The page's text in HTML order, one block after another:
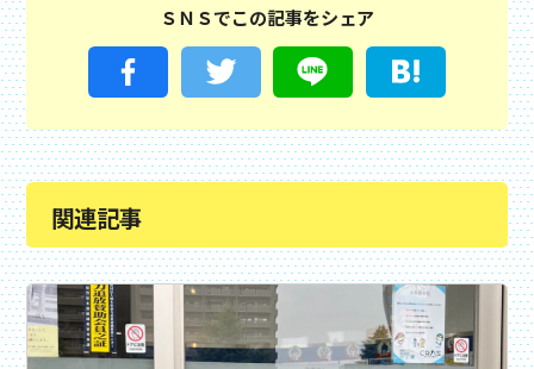
ＳＮＳでこの記事をシェア
関連記事